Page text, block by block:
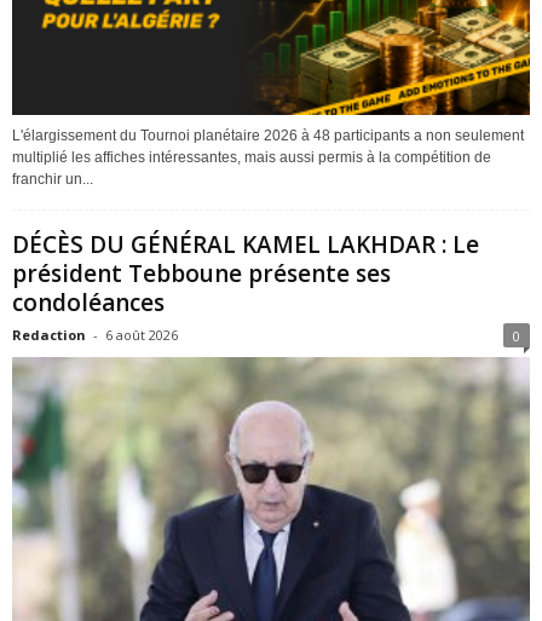
L'élargissement du Tournoi planétaire 2026 à 48 participants a non seulement
multiplié les affiches intéressantes, mais aussi permis à la compétition de
franchir un...
DÉCÈS DU GÉNÉRAL KAMEL LAKHDAR : Le
président Tebboune présente ses
condoléances
Redaction - 6 août 2026 0